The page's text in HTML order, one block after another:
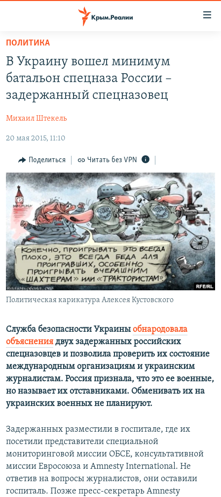
Вернуться
основному
содержанию
главной
Вернутся
поиску
СПЕЦПРОЕКТЫ
ЕЩЕ
ИНТЕРАКТИВ
ИНФОГРАФИКА
ТЕЛЕПРОЕКТ КРЫМ.РЕАЛИИ
СОВЕТЫ ПРАВОЗАЩИТНИКОВ
ПРОПАВШИЕ БЕЗ ВЕСТИ
ПОБЕДИТЕЛЕЙ НЕ СУДЯТ?
КРЫМ.НЕПОКОРЕННЫЙ
УКРАИНСКАЯ ПРОБЛЕМА КРЫМА
РАДІО СВОБОДА
КАК ОБОЙТИ БЛОКИРОВКУ
Українською
Qırımtatar
ПРИСОЕДИНЯЙТЕСЬ!
Все сайты RFE/RL
ПОЛИТИКА
В Украину вошел минимум
батальон спецназа России –
задержанный спецназовец
Михаил Штекель
20 мая 2015, 11:10
Поделиться Читать без VPN
Политическая карикатура Алексея Кустовского
Служба безопасности Украины обнародовала
объяснения двух задержанных российских
спецназовцев и позволила проверить их состояние
международным организациям и украинским
журналистам. Россия признала, что это ее военные,
но называет их отставниками. Обменивать их на
украинских военных не планируют.
Задержанных разместили в госпитале, где их
посетили представители специальной
мониторинговой миссии ОБСЕ, консультативной
миссии Евросоюза и Amnesty International. Не
ответив на вопросы журналистов, они оставили
госпиталь. Позже пресс-секретарь Amnesty